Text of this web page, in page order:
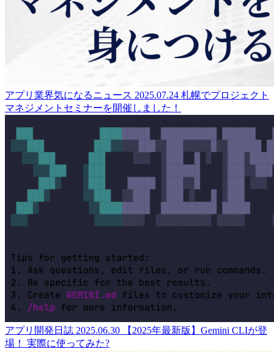
アプリ業界気になるニュース 2025.07.24 札幌でプロジェクト
マネジメントセミナーを開催しました！
アプリ開発日誌 2025.06.30
【2025年最新版】Gemini CLIが登
場！ 実際に使ってみた?